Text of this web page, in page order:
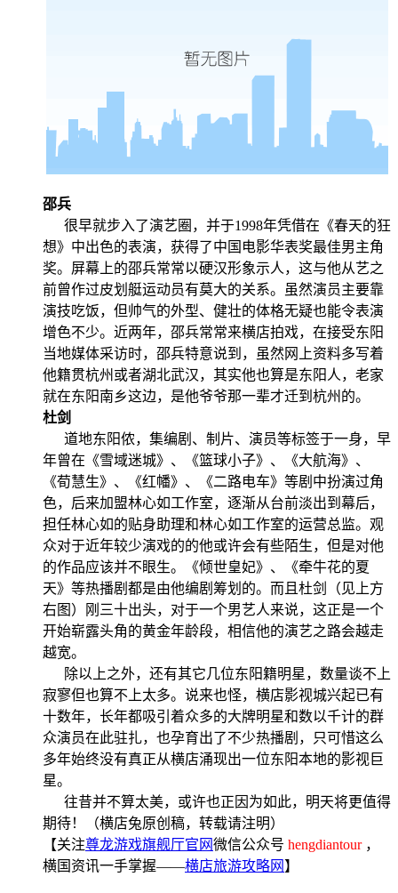
邵兵
很早就步入了演艺圈，并于1998年凭借在《春天的狂
想》中出色的表演，获得了中国电影华表奖最佳男主角
奖。屏幕上的邵兵常常以硬汉形象示人，这与他从艺之
前曾作过皮划艇运动员有莫大的关系。虽然演员主要靠
演技吃饭，但帅气的外型、健壮的体格无疑也能令表演
增色不少。近两年，邵兵常常来横店拍戏，在接受东阳
当地媒体采访时，邵兵特意说到，虽然网上资料多写着
他籍贯杭州或者湖北武汉，其实他也算是东阳人，老家
就在东阳南乡这边，是他爷爷那一辈才迁到杭州的。
杜剑
道地东阳侬，集编剧、制片、演员等标签于一身，早
年曾在《雪域迷城》、《篮球小子》、《大航海》、
《荀慧生》、《红幡》、《二路电车》等剧中扮演过角
色，后来加盟林心如工作室，逐渐从台前淡出到幕后，
担任林心如的贴身助理和林心如工作室的运营总监。观
众对于近年较少演戏的的他或许会有些陌生，但是对他
的作品应该并不眼生。《倾世皇妃》、《牵牛花的夏
天》等热播剧都是由他编剧筹划的。而且杜剑（见上方
右图）刚三十出头，对于一个男艺人来说，这正是一个
开始崭露头角的黄金年龄段，相信他的演艺之路会越走
越宽。
除以上之外，还有其它几位东阳籍明星，数量谈不上
寂寥但也算不上太多。说来也怪，横店影视城兴起已有
十数年，长年都吸引着众多的大牌明星和数以千计的群
众演员在此驻扎，也孕育出了不少热播剧，只可惜这么
多年始终没有真正从横店涌现出一位东阳本地的影视巨
星。
往昔并不算太美，或许也正因为如此，明天将更值得
期待！（横店兔原创稿，转载请注明）
【关注尊龙游戏旗舰厅官网微信公众号 hengdiantour，
横国资讯一手掌握——横店旅游攻略网 】